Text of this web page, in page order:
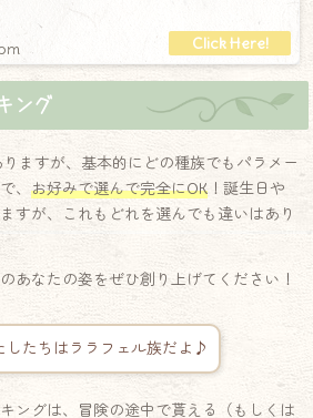
ング
ますが、基本的にどの種族でもパラメー
、 お好みで選んで完全にOK ！誕生日や
すが、これもどれを選んでも違いはあり
あなたの姿をぜひ創り上げてください！
したちはララフェル族だよ♪
ングは、冒険の途中で貰える（もしくは